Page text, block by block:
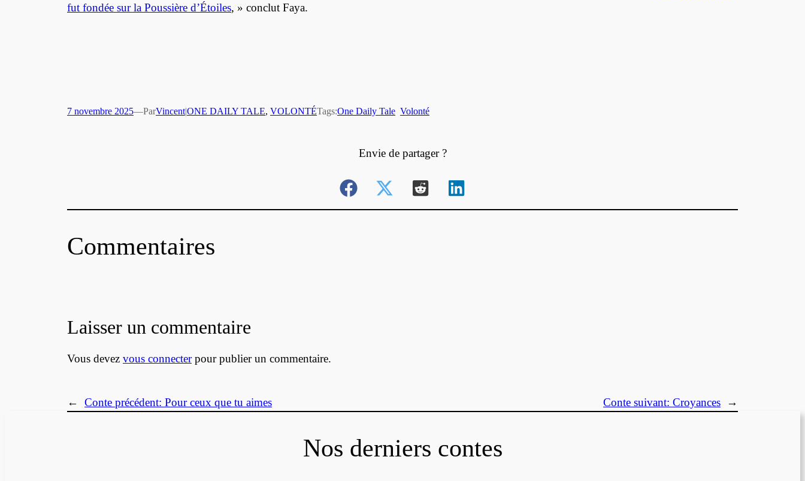
fut fondée sur la Poussière d’Étoiles, » conclut Faya.
7 novembre 2025—ParVincent|ONE DAILY TALE, VOLONTÉTags:One Daily Tale Volonté
Envie de partager ?
Commentaires
Laisser un commentaire
Vous devez vous connecterpour publier un commentaire.
← Conte précédent: Pour ceux que tu aimes Conte suivant: Croyances →
Nos derniers contes